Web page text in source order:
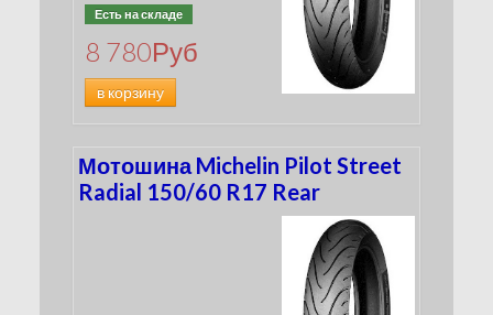
Есть на складе
8 780Руб
в корзину
Мотошина Michelin Pilot Street
Radial 150/60 R17 Rear